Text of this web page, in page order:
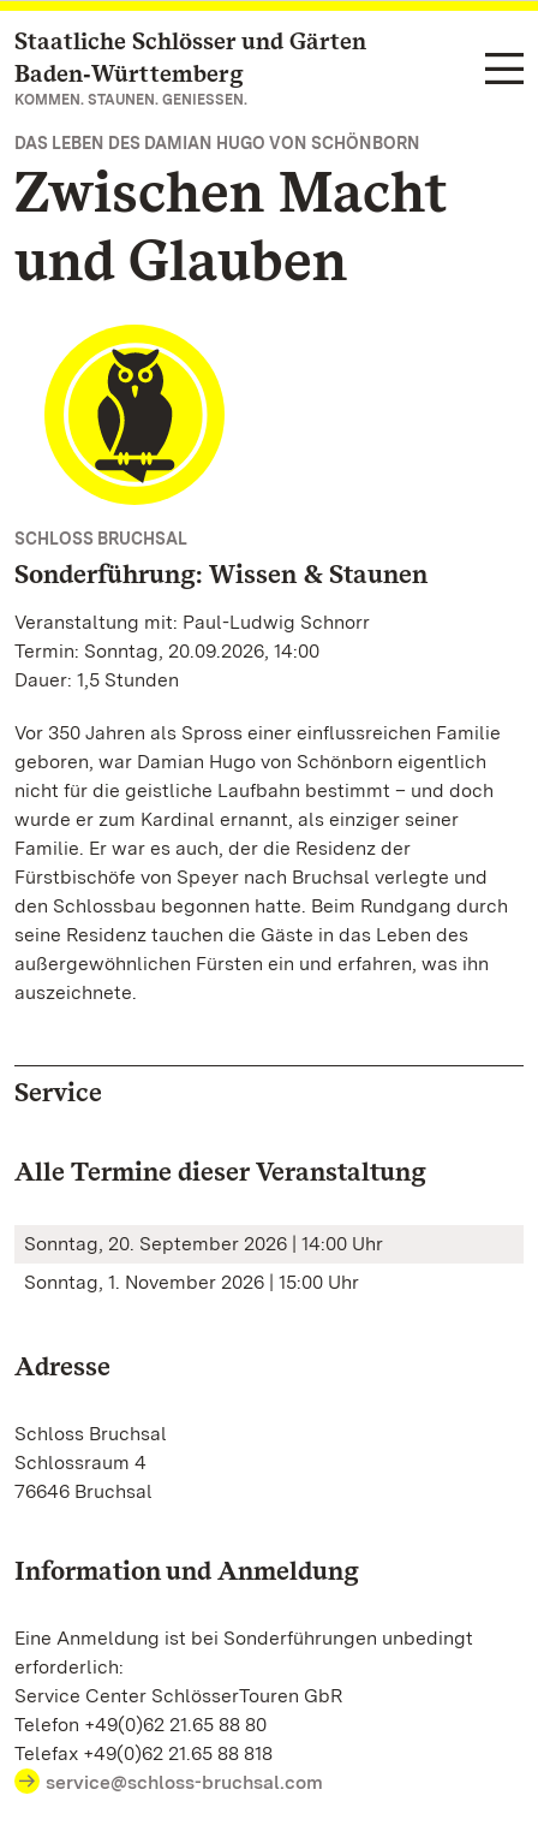
Zum Hauptinhalt springen
Staatliche Schlösser und Gärten
Baden‑Württemberg
KOMMEN. STAUNEN. GENIESSEN.
DAS LEBEN DES DAMIAN HUGO VON SCHÖNBORN
Zwischen Macht
und Glauben
SCHLOSS BRUCHSAL
Sonderführung: Wissen & Staunen
Veranstaltung mit: Paul-Ludwig Schnorr
Termin: Sonntag, 20.09.2026, 14:00
Dauer: 1,5 Stunden
Vor 350 Jahren als Spross einer einflussreichen Familie
geboren, war Damian Hugo von Schönborn eigentlich
nicht für die geistliche Laufbahn bestimmt – und doch
wurde er zum Kardinal ernannt, als einziger seiner
Familie. Er war es auch, der die Residenz der
Fürstbischöfe von Speyer nach Bruchsal verlegte und
den Schlossbau begonnen hatte. Beim Rundgang durch
seine Residenz tauchen die Gäste in das Leben des
außergewöhnlichen Fürsten ein und erfahren, was ihn
auszeichnete.
Service
Alle Termine dieser Veranstaltung
Sonntag, 20. September 2026 | 14:00 Uhr
Sonntag, 1. November 2026 | 15:00 Uhr
Adresse
Schloss Bruchsal
Schlossraum 4
76646 Bruchsal
Information und Anmeldung
Eine Anmeldung ist bei Sonderführungen unbedingt
erforderlich:
Service Center SchlösserTouren GbR
Telefon +49(0)62 21.65 88 80
Telefax +49(0)62 21.65 88 818
service@schloss-bruchsal.com